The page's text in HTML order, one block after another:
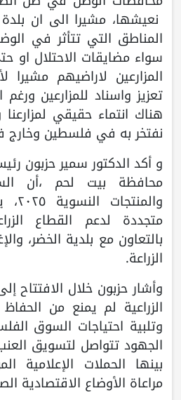
نعيشها، مشيرا الى ان
المناطق التي تتأثر في
سواء مضايقات الاحتلال او
المزارعين لاراضيهم
تعزيز واسناد للمزارعين
هناك انتماء حقيقي
نفتخر به في فلسطين
و أكد الدكتور سمير حزبون
محافظة بيت لحم ،أن
متجددة لدعم القطاع
بالتعاون مع بلدية الخضر،
الزراعة.
وأشار حزبون خلال الافتتاح
الزراعية لم يمنع من
وتلبية احتياجات السوق
الجهود تتواصل لتسويق
بينها الحملات الإعلامية
مراعاة الأوضاع الاقتصادية